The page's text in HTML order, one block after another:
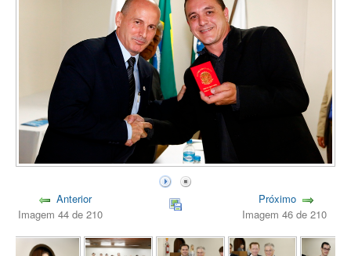
Anterior
Imagem 44 de 210
Próximo
Imagem 46 de 210